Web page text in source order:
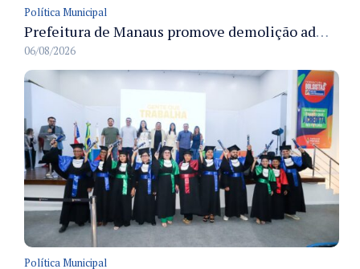
Política Municipal
Prefeitura de Manaus promove demolição administrativa de cinco estruturas que ocupavam calçada pública
06/08/2026
Política Municipal